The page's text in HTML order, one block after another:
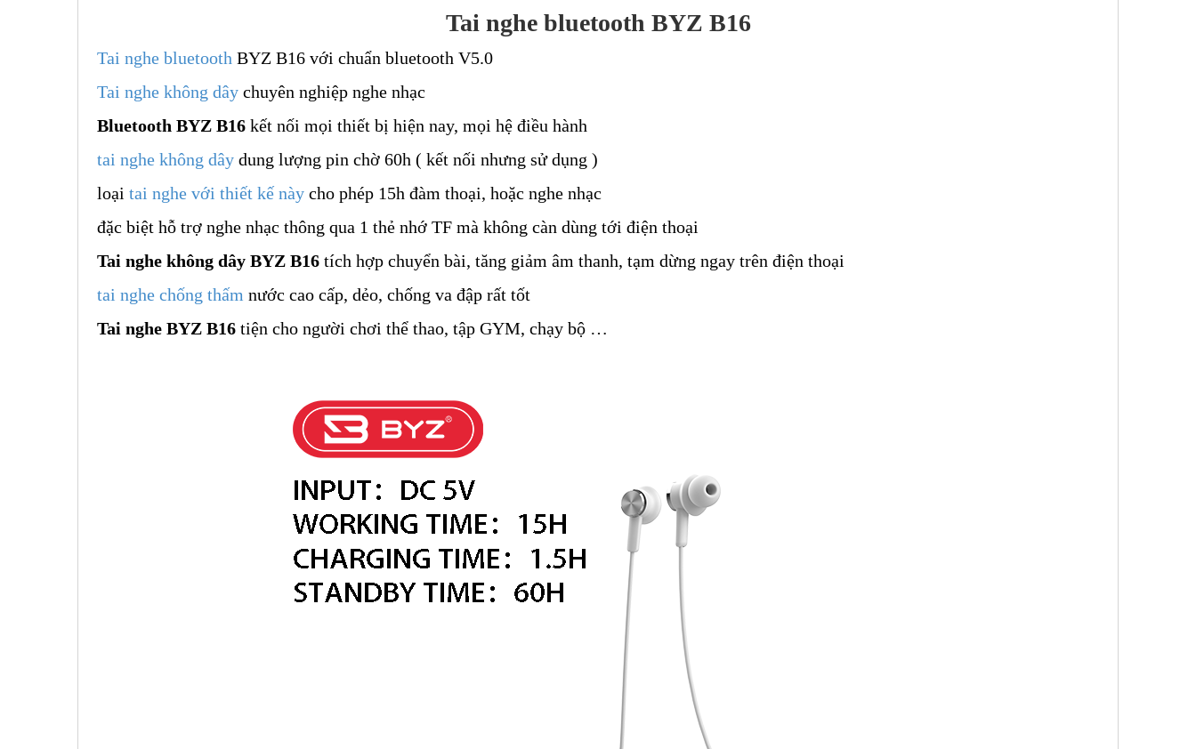
Tai nghe bluetooth BYZ B16
Tai nghe bluetooth BYZ B16 với chuẩn bluetooth V5.0
Tai nghe không dây chuyên nghiệp nghe nhạc
Bluetooth BYZ B16 kết nối mọi thiết bị hiện nay, mọi hệ điều hành
tai nghe không dây dung lượng pin chờ 60h ( kết nối nhưng sử dụng )
loại tai nghe với thiết kế này cho phép 15h đàm thoại, hoặc nghe nhạc
đặc biệt hỗ trợ nghe nhạc thông qua 1 thẻ nhớ TF mà không càn dùng tới điện thoại
Tai nghe không dây BYZ B16 tích hợp chuyển bài, tăng giảm âm thanh, tạm dừng ngay trên điện thoại
tai nghe chống thấm nước cao cấp, dẻo, chống va đập rất tốt
Tai nghe BYZ B16 tiện cho người chơi thể thao, tập GYM, chạy bộ …